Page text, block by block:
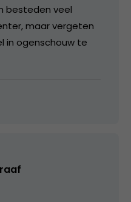
besteden veel
maar vergeten
in ogenschouw te